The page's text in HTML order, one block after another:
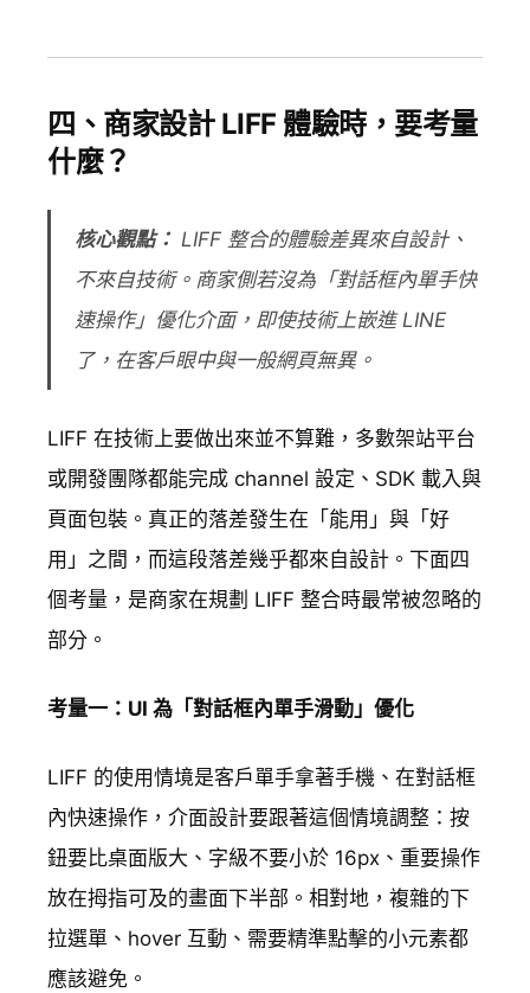
四、商家設計 LIFF 體驗時，要考量
什麼？
核心觀點： LIFF 整合的體驗差異來自設計、
不來自技術。商家側若沒為「對話框內單手快
速操作」優化介面，即使技術上嵌進 LINE
了，在客戶眼中與一般網頁無異。
LIFF 在技術上要做出來並不算難，多數架站平台
或開發團隊都能完成 channel 設定、SDK 載入與
頁面包裝。真正的落差發生在「能用」與「好
用」之間，而這段落差幾乎都來自設計。下面四
個考量，是商家在規劃 LIFF 整合時最常被忽略的
部分。
考量一：UI 為「對話框內單手滑動」優化
LIFF 的使用情境是客戶單手拿著手機、在對話框
內快速操作，介面設計要跟著這個情境調整：按
鈕要比桌面版大、字級不要小於 16px、重要操作
放在拇指可及的畫面下半部。相對地，複雜的下
拉選單、hover 互動、需要精準點擊的小元素都
應該避免。